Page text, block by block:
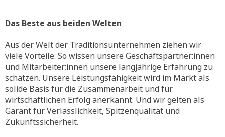
Das Beste aus beiden Welten
Aus der Welt der Traditionsunternehmen ziehen wir
viele Vorteile: So wissen unsere Geschäftspartner:innen
und Mitarbeiter:innen unsere langjährige Erfahrung zu
schätzen. Unsere Leistungsfähigkeit wird im Markt als
solide Basis für die Zusammenarbeit und für
wirtschaftlichen Erfolg anerkannt. Und wir gelten als
Garant für Verlässlichkeit, Spitzenqualität und
Zukunftssicherheit.